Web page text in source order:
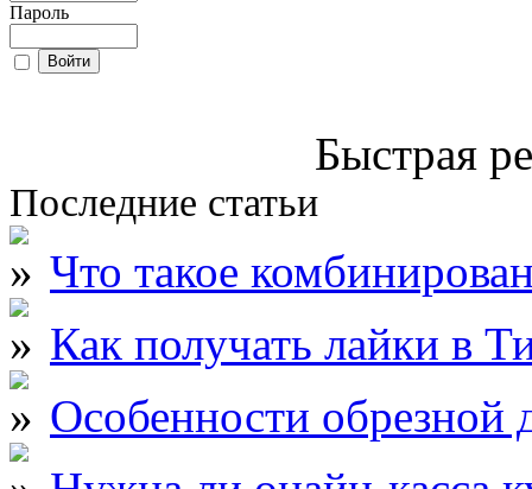
Пароль
Быстрая
Последние статьи
Что такое
Как получать лайки в
Особенности обрезной